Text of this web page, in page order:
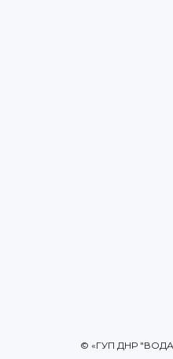
© «ГУП ДНР